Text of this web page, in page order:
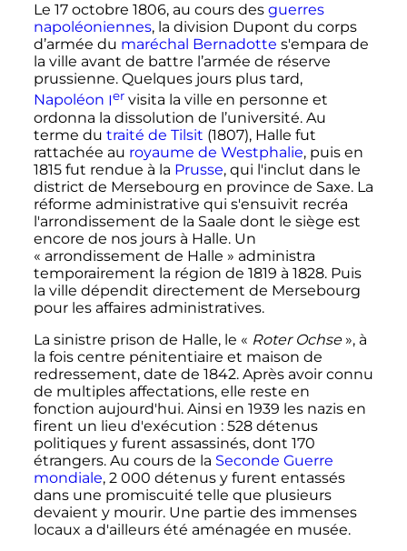
Le 17 octobre 1806, au cours des guerres
napoléoniennes, la division Dupont du corps
d’armée du maréchal Bernadotte s'empara de
la ville avant de battre l’armée de réserve
prussienne. Quelques jours plus tard,
Napoléon Iervisita la ville en personne et
ordonna la dissolution de l’université. Au
terme du traité de Tilsit (1807), Halle fut
rattachée au royaume de Westphalie, puis en
1815 fut rendue à la Prusse, qui l'inclut dans le
district de Mersebourg en province de Saxe. La
réforme administrative qui s'ensuivit recréa
l'arrondissement de la Saale dont le siège est
encore de nos jours à Halle. Un
« arrondissement de Halle » administra
temporairement la région de 1819 à 1828. Puis
la ville dépendit directement de Mersebourg
pour les affaires administratives.
La sinistre prison de Halle, le « Roter Ochse », à
la fois centre pénitentiaire et maison de
redressement, date de 1842. Après avoir connu
de multiples affectations, elle reste en
fonction aujourd'hui. Ainsi en 1939 les nazis en
firent un lieu d'exécution : 528 détenus
politiques y furent assassinés, dont 170
étrangers. Au cours de la Seconde Guerre
mondiale, 2 000 détenusy furent entassés
dans une promiscuité telle que plusieurs
devaient y mourir. Une partie des immenses
locaux a d'ailleurs été aménagée en musée.